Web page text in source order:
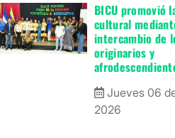
BICU promovió
cultural
intercambio de
originarios y
Jueves 06
2026